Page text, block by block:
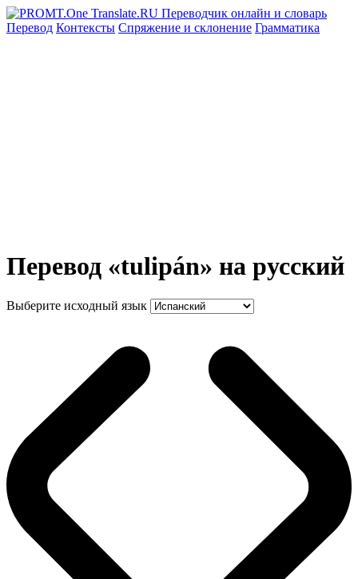
Перевод Контексты Спряжение и склонение Грамматика
Перевод «tulipán» на русский
Выберите исходный язык